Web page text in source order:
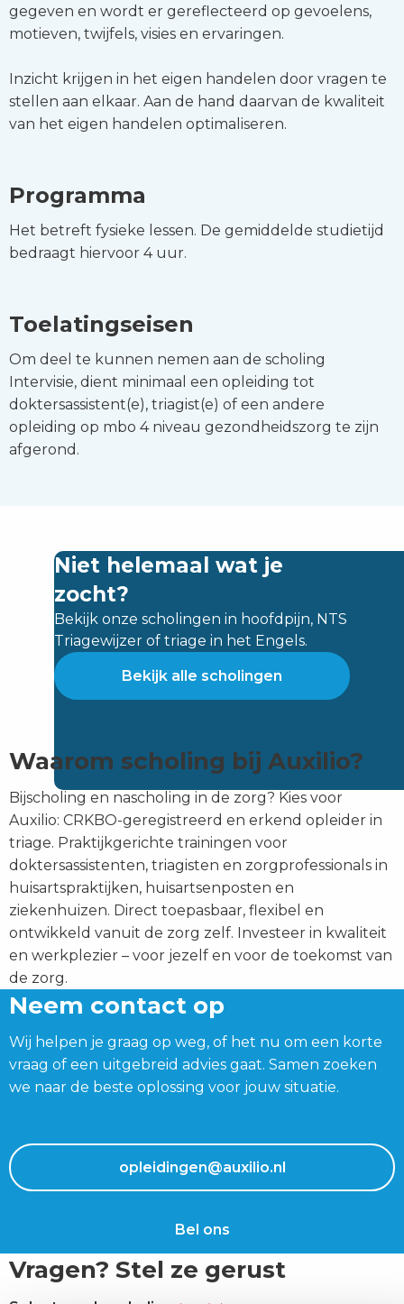
gegeven en wordt er gereflecteerd op gevoelens,
motieven, twijfels, visies en ervaringen.
Inzicht krijgen in het eigen handelen door vragen te
stellen aan elkaar. Aan de hand daarvan de kwaliteit
van het eigen handelen optimaliseren.
Programma
Het betreft fysieke lessen. De gemiddelde studietijd
bedraagt hiervoor 4 uur.
Toelatingseisen
Om deel te kunnen nemen aan de scholing
Intervisie, dient minimaal een opleiding tot
doktersassistent(e), triagist(e) of een andere
opleiding op mbo 4 niveau gezondheidszorg te zijn
afgerond.
Niet helemaal wat je
zocht?
Bekijk onze scholingen in hoofdpijn, NTS
Triagewijzer of triage in het Engels.
Bekijk alle scholingen
Waarom scholing bij Auxilio?
Bijscholing en nascholing in de zorg? Kies voor
Auxilio: CRKBO-geregistreerd en erkend opleider in
triage. Praktijkgerichte trainingen voor
doktersassistenten, triagisten en zorgprofessionals in
huisartspraktijken, huisartsenposten en
ziekenhuizen. Direct toepasbaar, flexibel en
ontwikkeld vanuit de zorg zelf. Investeer in kwaliteit
en werkplezier – voor jezelf en voor de toekomst van
de zorg.
Neem contact op
Wij helpen je graag op weg, of het nu om een korte
vraag of een uitgebreid advies gaat. Samen zoeken
we naar de beste oplossing voor jouw situatie.
opleidingen@auxilio.nl
Bel ons
Vragen? Stel ze gerust